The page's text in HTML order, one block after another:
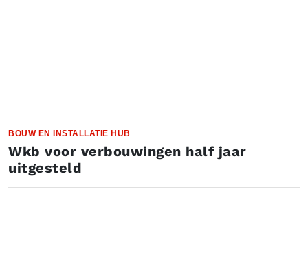
BOUW EN INSTALLATIE HUB
Wkb voor verbouwingen half jaar
uitgesteld